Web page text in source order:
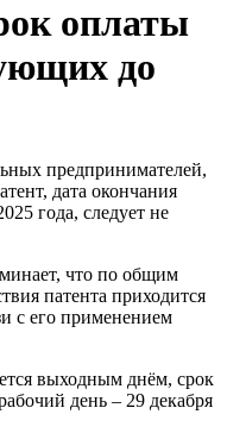
оплаты
до
предпринимателей,
дата окончания
года, следует не
что по общим
патента приходится
с его применением
выходным днём, срок
день – 29 декабря